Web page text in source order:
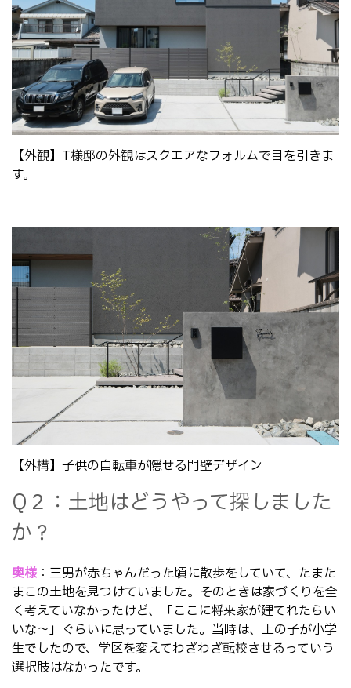
【外観】T様邸の外観はスクエアなフォルムで目を引きま
す。
【外構】子供の自転車が隠せる門壁デザイン
Q２：土地はどうやって探しました
か？
奥様 ：三男が赤ちゃんだった頃に散歩をしていて、たまた
まこの土地を見つけていました。そのときは家づくりを全
く考えていなかったけど、「ここに将来家が建てれたらい
いな～」ぐらいに思っていました。当時は、上の子が小学
生でしたので、学区を変えてわざわざ転校させるっていう
選択肢はなかったです。